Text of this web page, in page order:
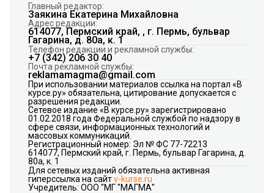
Главный редактор:
Заякина Екатерина Михайловна
Адрес редакции:
614077, Пермский край, , г. Пермь, бульвар
Гагарина, д. 80а, к. 1
Телефон редакции и рекламной службы:
+7 (342) 206 30 40
Почта рекламной службы:
reklamamagma@gmail.com
При использовании материалов ссылка на портал «В
курсе.ру» обязательна, цитирование допускается с
разрешения редакции.
Сетевое издание «В курсе.ру» зарегистрировано
01.02.2018 года Федеральной службой по надзору в
сфере связи, информационных технологий и
массовых коммуникаций.
Регистрационный номер: Эл № ФС 77-72213
614077, Пермский край, г. Пермь, бульвар Гагарина, д.
80а, к. 1
Для сетевых изданий обязательна активная
гиперссылка на сайтv-kurse.ru
Учредитель: ООО "МГ "МАГМА"